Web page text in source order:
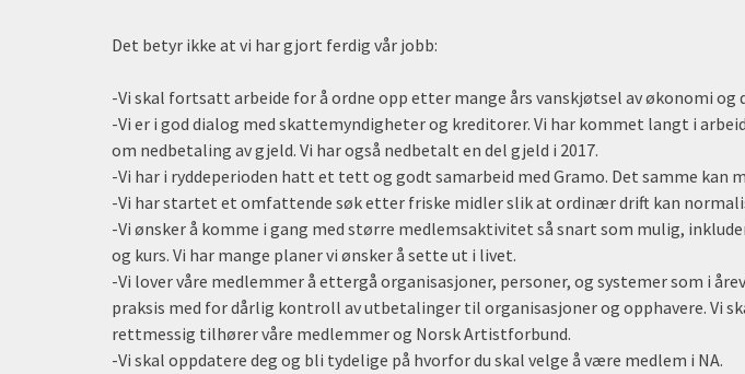
Det betyr ikke at vi har gjort ferdig vår jobb:
-Vi skal fortsatt arbeide for å ordne opp etter mange års vanskjøtsel av økonomi og
-Vi er i god dialog med skattemyndigheter og kreditorer. Vi har kommet langt i
om nedbetaling av gjeld. Vi har også nedbetalt en del gjeld i 2017.
-Vi har i ryddeperioden hatt et tett og godt samarbeid med Gramo. Det samme kan
-Vi har startet et omfattende søk etter friske midler slik at ordinær drift kan
-Vi ønsker å komme i gang med større medlemsaktivitet så snart som mulig,
og kurs. Vi har mange planer vi ønsker å sette ut i livet.
-Vi lover våre medlemmer å ettergå organisasjoner, personer, og systemer som i
praksis med for dårlig kontroll av utbetalinger til organisasjoner og opphavere. Vi
rettmessig tilhører våre medlemmer og Norsk Artistforbund.
-Vi skal oppdatere deg og bli tydelige på hvorfor du skal velge å være medlem i NA.